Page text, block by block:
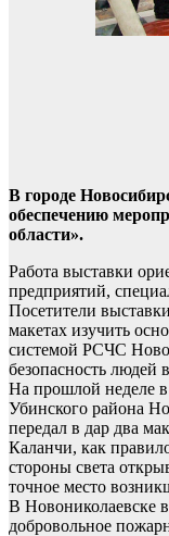
В городе
обеспечению
области».
Работа выставки
предприятий,
Посетители
макетах изучить
системой РСЧС
безопасность людей
На прошлой неделе
Убинского района
передал в дар два
Каланчи, как
стороны света
точное место
В Новониколаевске
добровольное